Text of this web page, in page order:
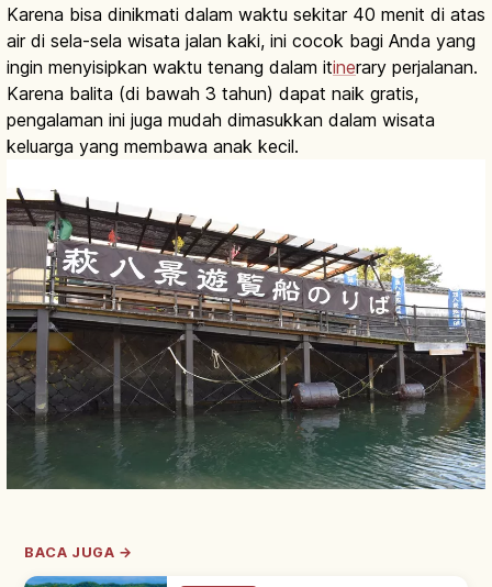
Karena bisa dinikmati dalam waktu sekitar 40 menit di atas
air di sela-sela wisata jalan kaki, ini cocok bagi Anda yang
ingin menyisipkan waktu tenang dalam itinerary perjalanan.
Karena balita (di bawah 3 tahun) dapat naik gratis,
pengalaman ini juga mudah dimasukkan dalam wisata
keluarga yang membawa anak kecil.
BACA JUGA →